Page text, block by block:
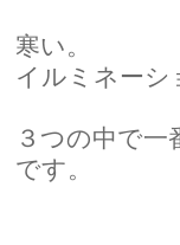
寒い。
イルミネーシ
３つの中で
です。